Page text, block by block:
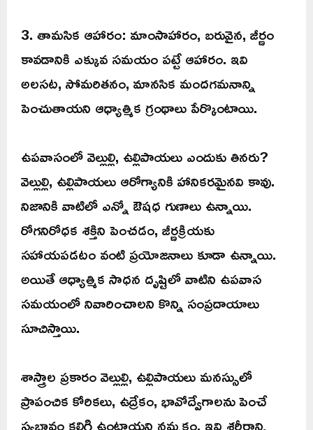
3. తామసిక ఆహారం: మాంసాహారం, బరువైన, జీర్ణం
కావడానికి ఎక్కువ సమయం పట్టే ఆహారం. ఇవి
అలసట, సోమరితనం, మానసిక మందగమనాన్ని
పెంచుతాయని ఆధ్యాత్మిక గ్రంథాలు పేర్కొంటాయి.
ఉపవాసంలో వెల్లుల్లి, ఉల్లిపాయలు ఎందుకు తినరు?
వెల్లుల్లి, ఉల్లిపాయలు ఆరోగ్యానికి హానికరమైనవి కావు.
నిజానికి వాటిలో ఎన్నో ఔషధ గుణాలు ఉన్నాయి.
రోగనిరోధక శక్తిని పెంచడం, జీర్ణక్రియకు
సహాయపడటం వంటి ప్రయోజనాలు కూడా ఉన్నాయి.
అయితే ఆధ్యాత్మిక సాధన దృష్టిలో వాటిని ఉపవాస
సమయంలో నివారించాలని కొన్ని సంప్రదాయాలు
సూచిస్తాయి.
శాస్త్రాల ప్రకారం వెల్లుల్లి, ఉల్లిపాయలు మనస్సులో
ప్రాపంచిక కోరికలు, ఉద్రేకం, భావోద్వేగాలను పెంచే